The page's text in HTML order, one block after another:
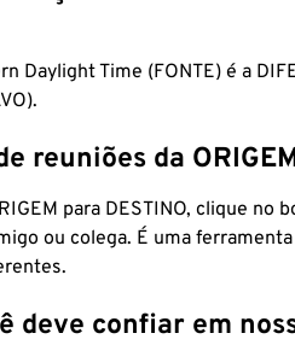
Daylight Time (FONTE) é a
reuniões da
para DESTINO, clique no
ou colega. É uma
deve confiar em